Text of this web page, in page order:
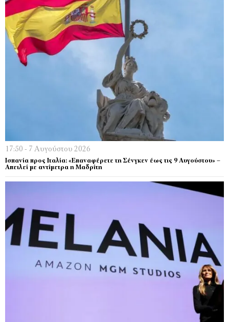
17:50 - 7 Αυγούστου 2026
Ισπανία προς Ιταλία: «Επαναφέρετε τη Σένγκεν έως τις 9 Αυγούστου» –
Απειλεί με αντίμετρα η Μαδρίτη